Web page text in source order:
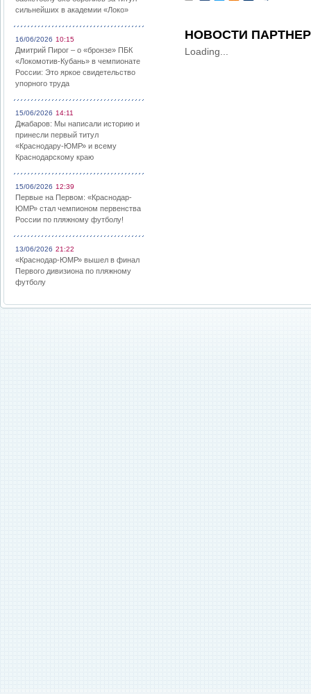
сильнейших в академии «Локо»
16/06/2026 10:15
Дмитрий Пирог – о «бронзе» ПБК
«Локомотив-Кубань» в чемпионате
России: Это яркое свидетельство
упорного труда
15/06/2026 14:11
Джабаров: Мы написали историю и
принесли первый титул
«Краснодару-ЮМР» и всему
Краснодарскому краю
15/06/2026 12:39
Первые на Первом: «Краснодар-
ЮМР» стал чемпионом первенства
России по пляжному футболу!
13/06/2026 21:22
«Краснодар-ЮМР» вышел в финал
Первого дивизиона по пляжному
футболу
НОВОСТИ
Loading...